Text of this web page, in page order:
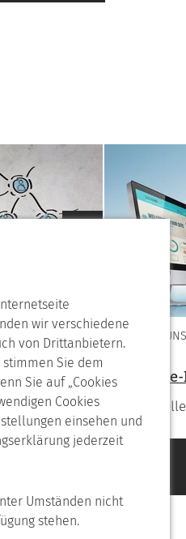
wir verschiedene
von Drittanbietern.
Sie dem
Sie auf „Cookies
Cookies
einsehen und
jederzeit
Umständen nicht
stehen.
Kunde
WIR ÜBER UNS